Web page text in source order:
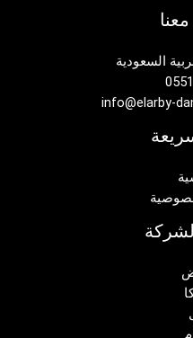
السعودية
info@elarby-